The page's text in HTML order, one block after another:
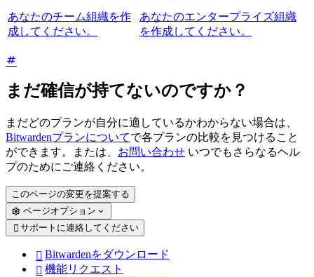
あなたのチーム組織を作
成してください。
あなたのエンタープライズ組織
を作成してください。
まだ確信が持てないのですか？
まだどのプランが自分に適しているかわからない場合は、
Bitwardenプランについてで各プランの比較を見つけること
ができます。または、 お問い合わせ いつでもさらなるヘル
プのためにご連絡ください。
このページの変更を提案する
ページオプション
 サポートに連絡してください
 Bitwardenをダウンロード
 機能リクエスト